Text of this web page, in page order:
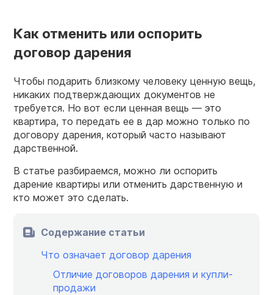
Как отменить или оспорить
договор дарения
Чтобы подарить близкому человеку ценную вещь,
никаких подтверждающих документов не
требуется. Но вот если ценная вещь — это
квартира, то передать ее в дар можно только по
договору дарения, который часто называют
дарственной.
В статье разбираемся, можно ли оспорить
дарение квартиры или отменить дарственную и
кто может это сделать.
Содержание статьи
Что означает договор дарения
Отличие договоров дарения и купли-
продажи